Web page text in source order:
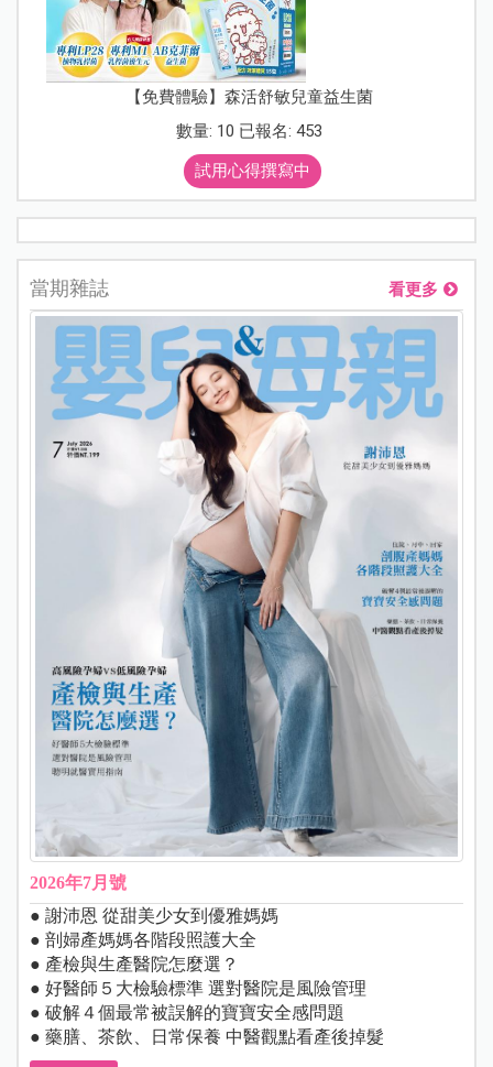
【免費體驗】森活舒敏兒童益生菌
數量: 10 已報名: 453
試用心得撰寫中
當期雜誌 看更多
2026年7月號
● 謝沛恩 從甜美少女到優雅媽媽
● 剖婦產媽媽各階段照護大全
● 產檢與生產醫院怎麼選？
● 好醫師５大檢驗標準 選對醫院是風險管理
● 破解４個最常被誤解的寶寶安全感問題
● 藥膳、茶飲、日常保養 中醫觀點看產後掉髮